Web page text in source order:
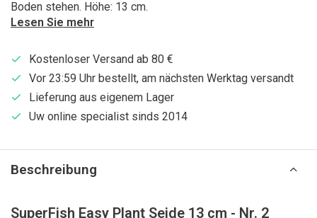
Boden stehen. Höhe: 13 cm.
Lesen Sie mehr
Kostenloser Versand ab 80 €
Vor 23:59 Uhr bestellt, am nächsten Werktag versandt
Lieferung aus eigenem Lager
Uw online specialist sinds 2014
Beschreibung
SuperFish Easy Plant Seide 13 cm - Nr. 2